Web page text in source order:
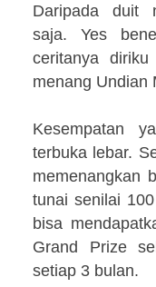
Daripada duit
saja. Yes
ceritanya
menang Undian
Kesempatan
terbuka lebar.
memenangkan
tunai senilai
bisa
Grand Prize
setiap 3 bulan.